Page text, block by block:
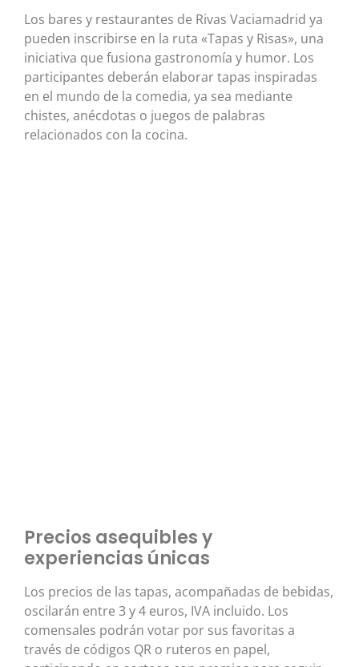
Los bares y restaurantes de Rivas Vaciamadrid ya
pueden inscribirse en la ruta «Tapas y Risas», una
iniciativa que fusiona gastronomía y humor. Los
participantes deberán elaborar tapas inspiradas
en el mundo de la comedia, ya sea mediante
chistes, anécdotas o juegos de palabras
relacionados con la cocina.
Precios asequibles y
experiencias únicas
Los precios de las tapas, acompañadas de bebidas,
oscilarán entre 3 y 4 euros, IVA incluido. Los
comensales podrán votar por sus favoritas a
través de códigos QR o ruteros en papel,